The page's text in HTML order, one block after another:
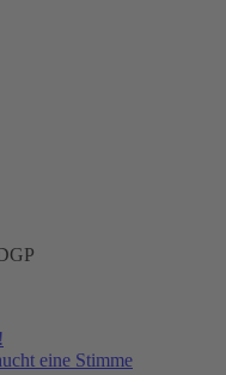
eine Stimme